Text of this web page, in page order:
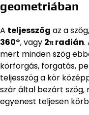
geometriában
A teljesszög az a
360°, vagy 2π radián.
mert minden szög
körforgás, forgatás,
teljesszög a kör
szár által bezárt szög,
egyenest teljesen